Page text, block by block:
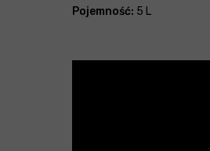
Pojemność: 5 L